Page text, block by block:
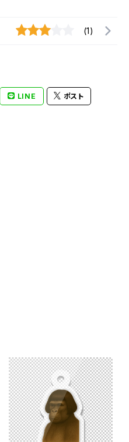
(1)
LINE ポスト